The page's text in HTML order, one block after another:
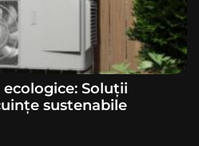
Soluții
sustenabile